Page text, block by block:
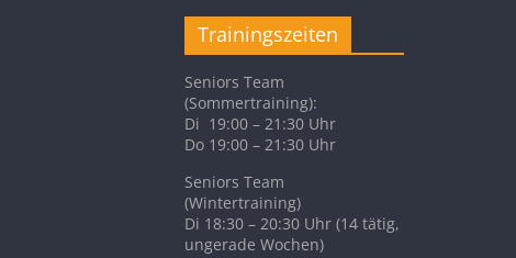
Trainingszeiten
Seniors Team
(Sommertraining):
Di 19:00 – 21:30 Uhr
Do 19:00 – 21:30 Uhr
Seniors Team
(Wintertraining)
Di 18:30 – 20:30 Uhr (14 tätig,
ungerade Wochen)